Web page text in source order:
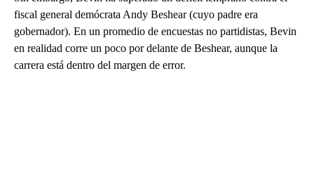
fiscal general demócrata Andy Beshear (cuyo padre era
gobernador). En un promedio de encuestas no partidistas, Bevin
en realidad corre un poco por delante de Beshear, aunque la
carrera está dentro del margen de error.